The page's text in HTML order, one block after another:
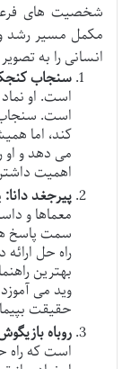
شخصیت های
مکمل مسیر رشد
انسانی را به
سنجاب
است. او
است. سنجاب
کند، اما
می دهد و
اهمیت
پیرجغد دانا:
معماها و
سمت پاسخ
راه حل
بهترین
وید می
حقیقت
روباه
است که راه